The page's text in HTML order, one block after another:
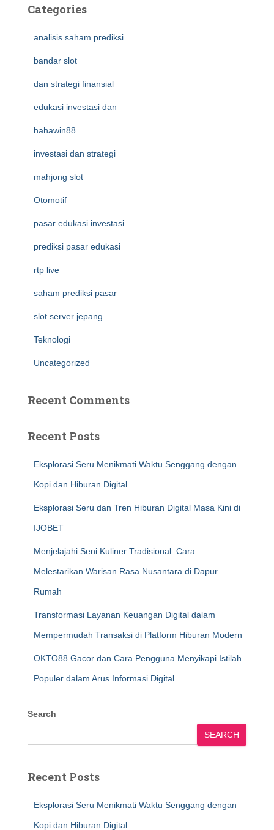
Categories
analisis saham prediksi
bandar slot
dan strategi finansial
edukasi investasi dan
hahawin88
investasi dan strategi
mahjong slot
Otomotif
pasar edukasi investasi
prediksi pasar edukasi
rtp live
saham prediksi pasar
slot server jepang
Teknologi
Uncategorized
Recent Comments
Recent Posts
Eksplorasi Seru Menikmati Waktu Senggang dengan
Kopi dan Hiburan Digital
Eksplorasi Seru dan Tren Hiburan Digital Masa Kini di
IJOBET
Menjelajahi Seni Kuliner Tradisional: Cara
Melestarikan Warisan Rasa Nusantara di Dapur
Rumah
Transformasi Layanan Keuangan Digital dalam
Mempermudah Transaksi di Platform Hiburan Modern
OKTO88 Gacor dan Cara Pengguna Menyikapi Istilah
Populer dalam Arus Informasi Digital
Search
SEARCH
Recent Posts
Eksplorasi Seru Menikmati Waktu Senggang dengan
Kopi dan Hiburan Digital